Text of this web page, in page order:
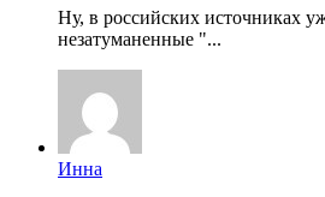
Ну, в российских источниках
незатуманенные "...
Инна